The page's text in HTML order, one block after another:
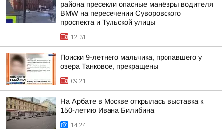
района пресекли опасные манёвры водителя
BMW на пересечении Суворовского
проспекта и Тульской улицы
12:31
Поиски 9-летнего мальчика, пропавшего у
озера Танковое, прекращены
09:21
На Арбате в Москве открылась выставка к
150-летию Ивана Билибина
14:24